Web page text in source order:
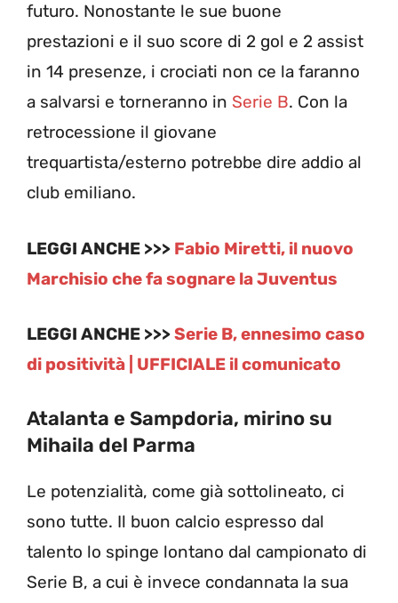
futuro. Nonostante le sue buone
prestazioni e il suo score di 2 gol e 2 assist
in 14 presenze, i crociati non ce la faranno
a salvarsi e torneranno in Serie B. Con la
retrocessione il giovane
trequartista/esterno potrebbe dire addio al
club emiliano.
LEGGI ANCHE >>> Fabio Miretti, il nuovo
Marchisio che fa sognare la Juventus
LEGGI ANCHE >>>Serie B, ennesimo caso
di positività | UFFICIALE il comunicato
Atalanta e Sampdoria, mirino su
Mihaila del Parma
Le potenzialità, come già sottolineato, ci
sono tutte. Il buon calcio espresso dal
talento lo spinge lontano dal campionato di
Serie B, a cui è invece condannata la sua